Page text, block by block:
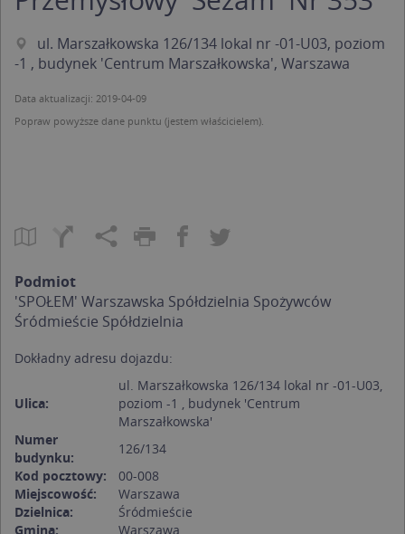
ul. Marszałkowska 126/134 lokal nr -01-U03, poziom
-1 , budynek 'Centrum Marszałkowska', Warszawa
Data aktualizacji: 2019-04-09
Popraw powyższe dane punktu (jestem właścicielem).
Podmiot
'SPOŁEM' Warszawska Spółdzielnia Spożywców
Śródmieście Spółdzielnia
Dokładny adresu dojazdu:
Ulica:
ul. Marszałkowska 126/134 lokal nr -01-U03,
poziom -1 , budynek 'Centrum
Marszałkowska'
Numer
budynku:
126/134
Kod pocztowy:
00-008
Miejscowość:
Warszawa
Dzielnica:
Śródmieście
Gmina:
Warszawa